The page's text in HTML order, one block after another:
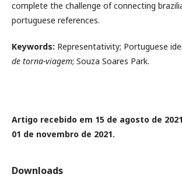
complete the challenge of connecting
portuguese references.
Keywords: Representativity; Portuguese
de torna-viagem; Souza Soares Park.
Artigo recebido em 15 de agosto de
01 de novembro de 2021.
Downloads